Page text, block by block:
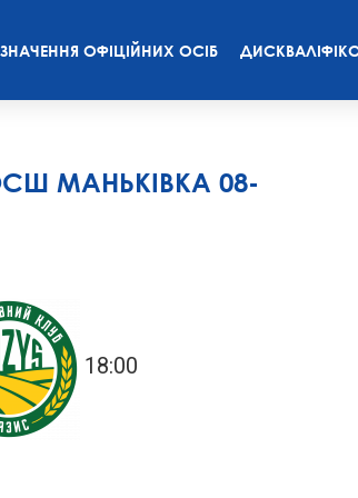
ОФІЦІЙНИХ ОСІБ
МАНЬКІВКА 08-
18:00